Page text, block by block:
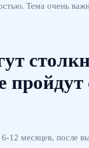
Тема очень
12 месяцев, после